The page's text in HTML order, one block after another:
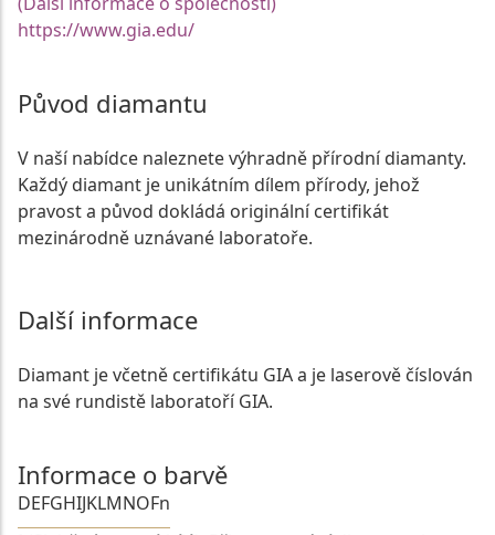
https://www.gia.edu/
Původ diamantu
V naší nabídce naleznete výhradně přírodní diamanty.
Každý diamant je unikátním dílem přírody, jehož
pravost a původ dokládá originální certifikát
mezinárodně uznávané laboratoře.
Další informace
Diamant je včetně certifikátu GIA a je laserově číslován
na své rundistě laboratoří GIA.
Informace o barvě
DEFGHIJKLMNOFn